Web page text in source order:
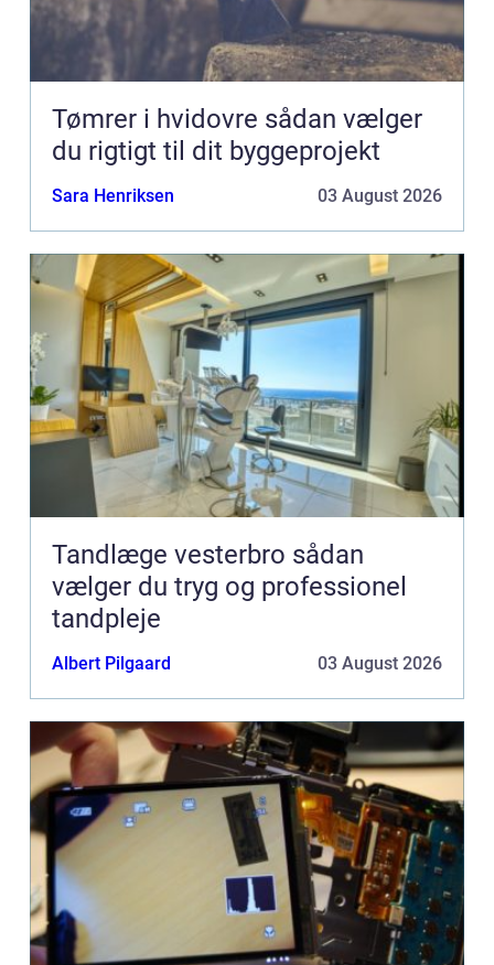
Tømrer i hvidovre sådan vælger
du rigtigt til dit byggeprojekt
Sara Henriksen 03 August 2026
Tandlæge vesterbro sådan
vælger du tryg og professionel
tandpleje
Albert Pilgaard 03 August 2026